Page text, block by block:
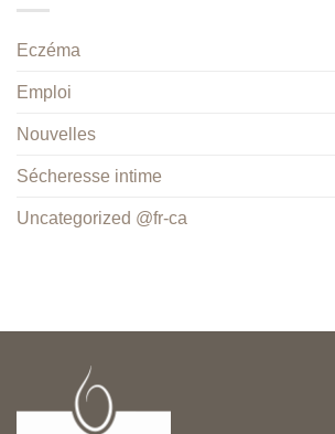
Eczéma
Emploi
Nouvelles
Sécheresse intime
Uncategorized @fr-ca